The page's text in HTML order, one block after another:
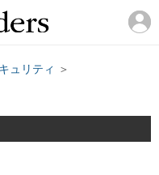
ュリティ
＞